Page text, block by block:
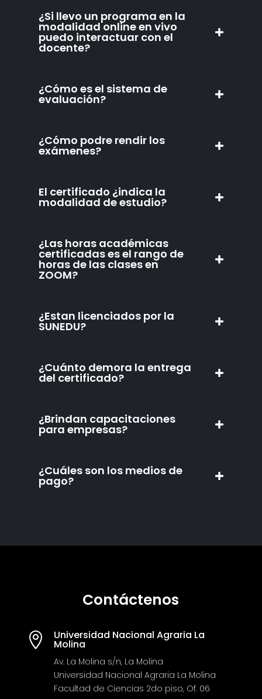
¿Si llevo un programa en la
modalidad online en vivo
puedo interactuar con el
docente?
¿Cómo es el sistema de
evaluación?
¿Cómo podre rendir los
exámenes?
El certificado ¿indica la
modalidad de estudio?
¿Las horas académicas
certificadas es el rango de
horas de las clases en
ZOOM?
¿Estan licenciados por la
SUNEDU?
¿Cuánto demora la entrega
del certificado?
¿Brindan capacitaciones
para empresas?
¿Cuáles son los medios de
pago?
Contáctenos
 Universidad Nacional Agraria La
Molina
Av. La Molina s/n, La Molina
Universidad Nacional Agraria La Molina
Facultad de Ciencias 2do piso, Of. 06